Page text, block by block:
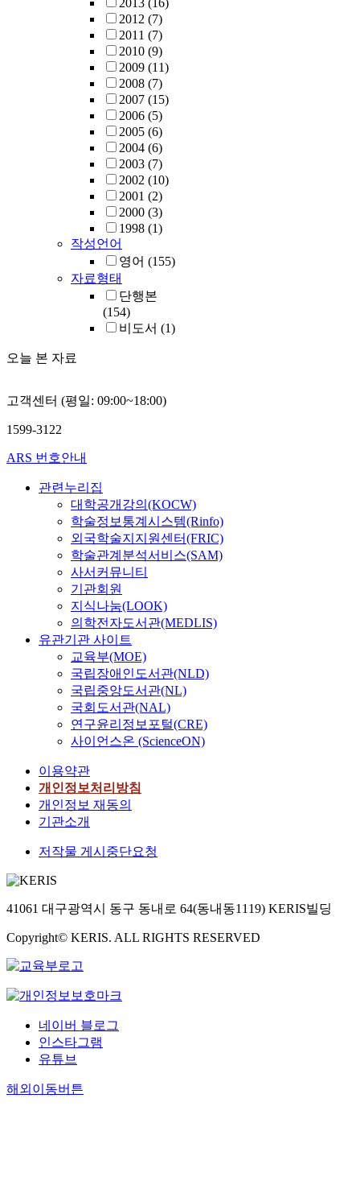
2013 (16)
2012 (7)
2011 (7)
2010 (9)
2009 (11)
2008 (7)
2007 (15)
2006 (5)
2005 (6)
2004 (6)
2003 (7)
2002 (10)
2001 (2)
2000 (3)
1998 (1)
작성언어
영어 (155)
자료형태
단행본
(154)
비도서 (1)
오늘 본 자료
고객센터 (평일: 09:00~18:00)
1599-3122
ARS 번호안내
관련누리집
대학공개강의(KOCW)
학술정보통계시스템(Rinfo)
외국학술지지원센터(FRIC)
학술관계분석서비스(SAM)
사서커뮤니티
기관회원
지식나눔(LOOK)
의학전자도서관(MEDLIS)
유관기관 사이트
교육부(MOE)
국립장애인도서관(NLD)
국립중앙도서관(NL)
국회도서관(NAL)
연구윤리정보포털(CRE)
사이언스온 (ScienceON)
이용약관
개인정보처리방침
개인정보 재동의
기관소개
저작물 게시중단요청
41061 대구광역시 동구 동내로 64(동내동1119) KERIS빌딩
Copyright© KERIS. ALL RIGHTS RESERVED
네이버 블로그
인스타그램
유튜브
해외이동버튼